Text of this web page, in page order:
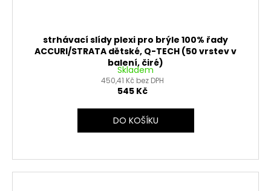
strhávací slídy plexi pro brýle 100% řady
ACCURI/STRATA dětské, Q-TECH (50 vrstev v
balení, čiré)
Skladem
450,41 Kč bez DPH
545 Kč
DO KOŠÍKU